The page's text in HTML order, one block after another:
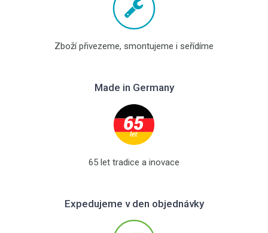
Zboží přivezeme, smontujeme i seřídíme
Made in Germany
65 let tradice a inovace
Expedujeme v den objednávky